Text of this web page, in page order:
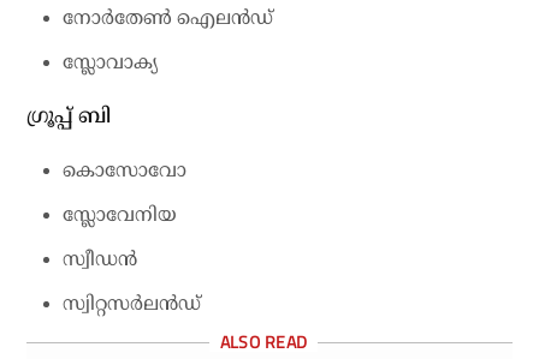
നോര്‍തേണ്‍ ഐലന്‍ഡ്
സ്ലോവാക്യ
ഗ്രൂപ്പ് ബി
കൊസോവോ
സ്ലോവേനിയ
സ്വീഡന്‍
സ്വിറ്റസര്‍ലന്‍ഡ്